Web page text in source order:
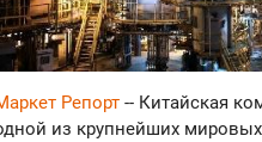
Репорт -- Китайская
из крупнейших мировых